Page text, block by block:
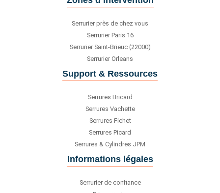
Serrurier près de chez vous
Serrurier Paris 16
Serrurier Saint-Brieuc (22000)
Serrurier Orleans
Support & Ressources
Serrures Bricard
Serrures Vachette
Serrures Fichet
Serrures Picard
Serrures & Cylindres JPM
Informations légales
Serrurier de confiance